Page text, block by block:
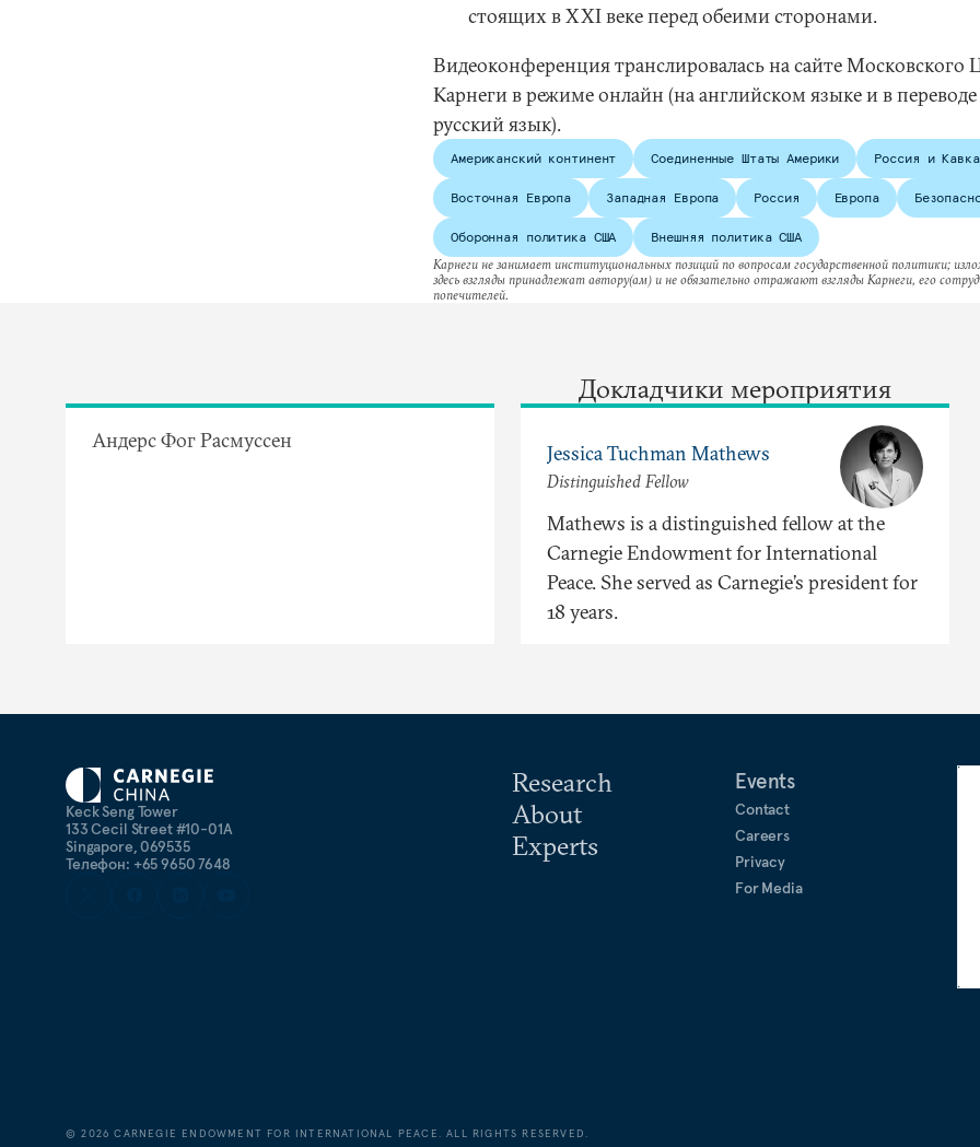
стоящих в XXI веке перед обеими сторонами.
Видеоконференция транслировалась на сайте Московского
Карнеги в режиме онлайн (на английском языке и в
русский язык).
Американский континент Соединенные Штаты Америки Россия и
Восточная Европа Западная Европа Россия Европа
Оборонная политика США Внешняя политика США
Карнеги не занимает институциональных позиций по вопросам государственной политики;
здесь взгляды принадлежат автору(ам) и не обязательно отражают взгляды Карнеги, его
попечителей.
Докладчики мероприятия
Андерс Фог Расмуссен
Jessica Tuchman Mathews
Distinguished Fellow
Mathews is a distinguished fellow at the
Carnegie Endowment for International
Peace. She served as Carnegie’s president for
18 years.
Keck Seng Tower
133 Cecil Street #10-01A
Singapore, 069535
Телефон: +65 9650 7648
Research
About
Experts
Events
Contact
Careers
Privacy
For Media
©2026 CARNEGIE ENDOWMENT FOR INTERNATIONAL PEACE. ALL RIGHTS RESERVED.